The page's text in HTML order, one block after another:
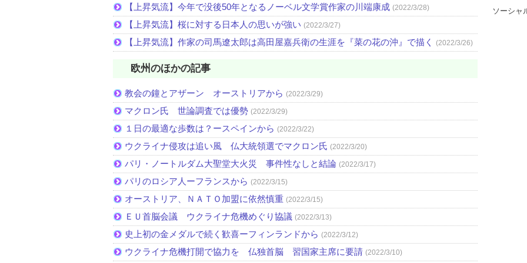
【上昇気流】今年で没後50年となるノーベル文学賞作家の川端康成 (2022/3/28)
【上昇気流】桜に対する日本人の思いが強い (2022/3/27)
【上昇気流】作家の司馬遼太郎は高田屋嘉兵衛の生涯を『菜の花の沖』で描く (2022/3/26)
欧州のほかの記事
教会の鐘とアザーン オーストリアから (2022/3/29)
マクロン氏 世論調査では優勢 (2022/3/29)
１日の最適な歩数は？ースペインから (2022/3/22)
ウクライナ侵攻は追い風 仏大統領選でマクロン氏 (2022/3/20)
パリ・ノートルダム大聖堂大火災 事件性なしと結論 (2022/3/17)
パリのロシア人ーフランスから (2022/3/15)
オーストリア、ＮＡＴＯ加盟に依然慎重 (2022/3/15)
ＥＵ首脳会議 ウクライナ危機めぐり協議 (2022/3/13)
史上初の金メダルで続く歓喜ーフィンランドから (2022/3/12)
ウクライナ危機打開で協力を 仏独首脳 習国家主席に要請 (2022/3/10)
ソーシャ